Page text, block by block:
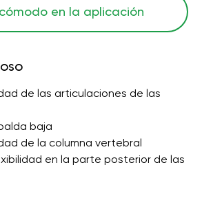
en la aplicación
de las articulaciones de las
baja
de la columna vertebral
en la parte posterior de las